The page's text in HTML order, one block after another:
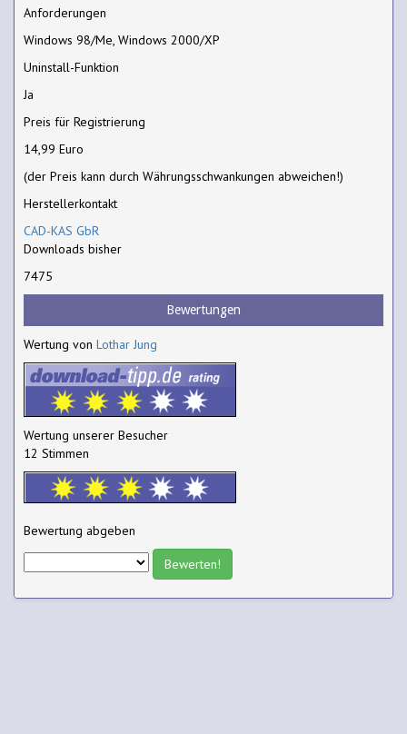
Anforderungen
Windows 98/Me, Windows 2000/XP
Uninstall-Funktion
Ja
Preis für Registrierung
14,99 Euro
(der Preis kann durch Währungsschwankungen abweichen!)
Herstellerkontakt
CAD-KAS GbR
Downloads bisher
7475
Bewertungen
Wertung von Lothar Jung
Wertung unserer Besucher
12 Stimmen
Bewertung abgeben